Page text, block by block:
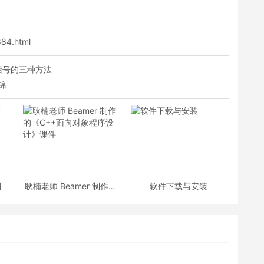
的三种方法
耿楠老师 Beamer 制作的
软件下载与安装